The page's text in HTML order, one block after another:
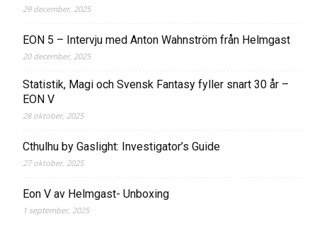
29 december, 2025
EON 5 – Intervju med Anton Wahnström från Helmgast
20 december, 2025
Statistik, Magi och Svensk Fantasy fyller snart 30 år –
EON V
28 oktober, 2025
Cthulhu by Gaslight: Investigator’s Guide
27 oktober, 2025
Eon V av Helmgast- Unboxing
1 september, 2025